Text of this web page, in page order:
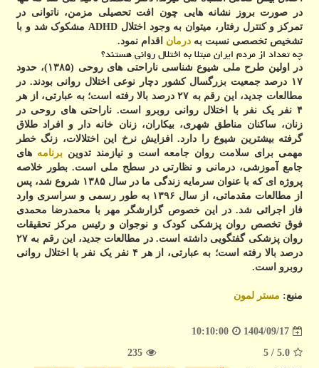
در صورت بروز نشانه هایی چون افت تحصیلی مزمن، ناتوانی در
تمرکز و کنترل رفتار، میتوان به وجود اختلال ADHD مشکوک شد و با
تشخیص تخصصی نسبت به درمان اقدام نمود.
چه تعداد از مردم ایران مبتلا به اختلال روانی هستند؟
در اولین طرح ملی شیوع شناسی ناراحتی های روحی (۱۳۸۵)، حدود
۱۷ درصد جمعیت بزرگسال کشور دچار نوعی اختلال روانی بودند. در
مطالعات جدید، این رقم به ۲۷ درصد بالا رفته است؛ به عبارتی، از هر
۴ نفر یک نفر با اختلال روانی روبرو است. ناراحتی های روحی در
زنان، ساکنان مناطق شهری، بیکاران، زنان خانه دار و افراد طلاق
گرفته بیشترین شیوع را دارد. افزایش نرخ این اختلالات، زنگ خطر
مهمی برای سلامت روان جامعه است و نیازمند تدوینبرنامه های
جامع آموزشی، درمانی و نظارتی در سطح ملی است.بطور خلاصه
پروژه ای که با عنوان سرمایه زندگی ما در سال ۱۳۸۵ شروع شد، پس
از مطالعات مقدماتی، از سال ۱۳۹۶ به طور رسمی و سراسری وارد
فاز اجرائی شد. در این خصوص گزارشگر مهر با محمدرضا محمدی
فوق تخصص روان پزشکی کودک و نوجوان و رئیس مرکز تحقیقات
روان پزشکی گفتگویی داشته است. در مطالعات جدید، این رقم به ۲۷
درصد بالا رفته است؛ به عبارتی، از هر ۴ نفر یک نفر با اختلال روانی
روبرو است.
منبع: مستر لمون
1404/09/17
10:10:00
5.0
/ 5
235